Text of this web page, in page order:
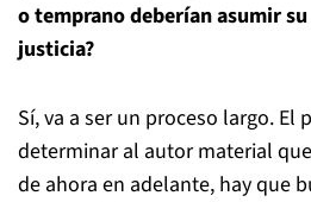
o temprano deberían asumir
justicia?
Sí, va a ser un proceso largo. El
determinar al autor material
de ahora en adelante, hay que